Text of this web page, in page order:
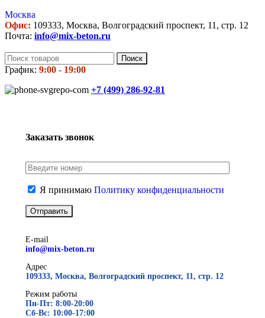
Москва
Офис: 109333, Москва, Волгоградский проспект, 11, стр. 12
Почта: info@mix-beton.ru
Поиск
График: 9:00 - 19:00
+7 (499) 286-92-81
Заказать звонок
Я принимаю Политику конфиденциальности
E-mail
info@mix-beton.ru
Адрес
109333, Москва, Волгоградский проспект, 11, стр. 12
Режим работы
Пн-Пт: 8:00-20:00
Сб-Вс: 10:00-17:00